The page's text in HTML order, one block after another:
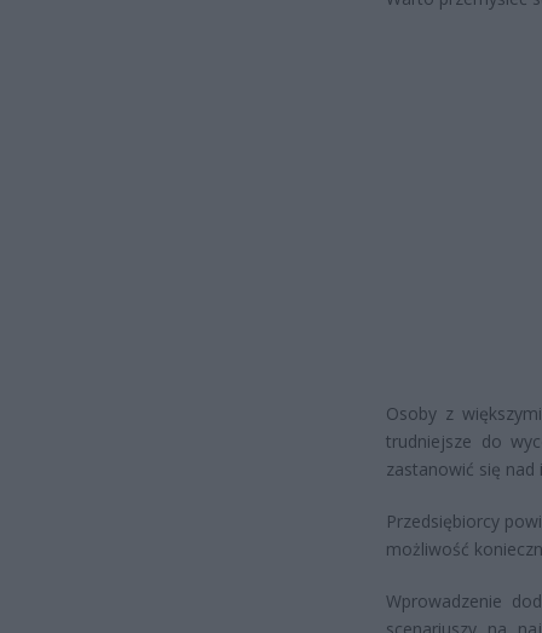
Osoby z
trudniejsze do
zastanowić się
Przedsiębiorcy
możliwość
Wprowadzenie